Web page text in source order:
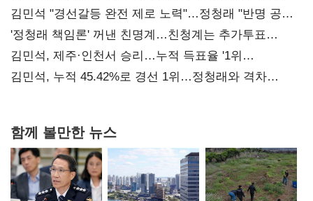
김민석 "경선갈등 완전 제로 노력"…정청래 "반명 공세
사과부터"
'정청래 책임론' 꺼낸 친명계…친청계는 추가투표
때리기
김민석, 제주·인천서 승리…누적 득표율 '1위
탈환'(종합)
김민석, 누적 45.42%로 경선 1위…정청래와 격차
함께 볼만한 뉴스